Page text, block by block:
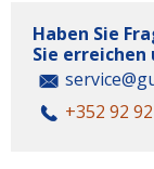
Haben Sie
Sie erreichen
+352 92